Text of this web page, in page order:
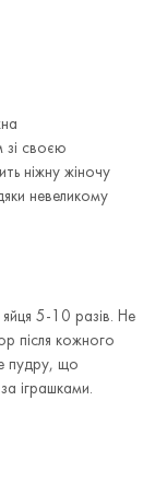
зі своєю
ніжну жіночу
невеликому
5-10 разів. Не
після кожного
пудру, що
іграшками.